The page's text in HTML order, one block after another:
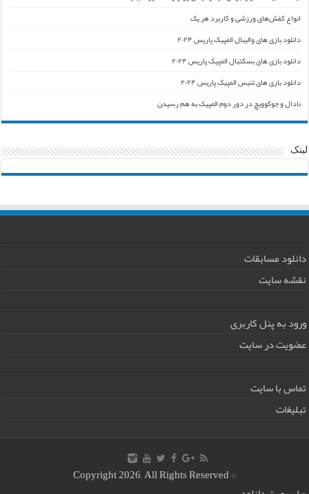
انواع کفش‌های ورزشی و کاربرد هر یک
دانلود بازی های والیبال المپیک پاریس ۲۰۲۴
دانلود بازی های بسکتبال المپیک پاریس ۲۰۲۴
دانلود بازی های تنیس المپیک پاریس ۲۰۲۴
نادال و جوکوویچ در دور دوم المپیک به هم رسیدن
لینک
دانلود مسابقات
نقشه سایت
ورود به پنل کاربری
عضویت در سایت
تماس با سایت
تبلیغات
© Copyright 2026, All Rights Reserved